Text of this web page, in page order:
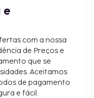
e
com a nossa
de Preços e
que se
Aceitamos
de pagamento
e fácil.